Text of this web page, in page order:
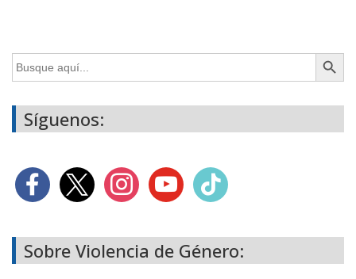
Buscar: Botón de
Síguenos:
Sobre Violencia de Género: